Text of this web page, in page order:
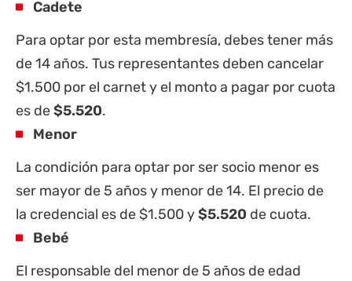
Cadete
Para optar por esta membresía, debes tener más
de 14 años. Tus representantes deben cancelar
$1.500 por el carnet y el monto a pagar por cuota
es de$5.520.
Menor
La condición para optar por ser socio menor es
ser mayor de 5 años y menor de 14. El precio de
la credencial es de $1.500 y$5.520 de cuota.
Bebé
El responsable del menor de 5 años de edad